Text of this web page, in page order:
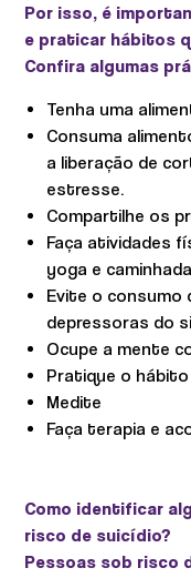
Por isso, é
e praticar hábitos
Confira algumas
Tenha uma
Consuma
a liberação de
estresse.
Compartilhe os
Faça atividades
yoga e
Evite o consumo
depressoras do
Ocupe a mente
Pratique o
Medite
Faça terapia e
Como identificar
risco de suicídio?
Pessoas sob risco